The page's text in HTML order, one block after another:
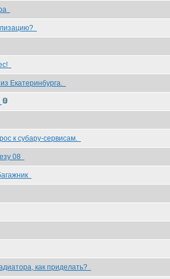
Екатеринбурга.
к субару-сервисам.
08
как приделать?